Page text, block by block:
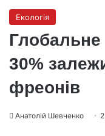
Екологія
Глобальне
30%
фреонів
Анатолій Шевченко